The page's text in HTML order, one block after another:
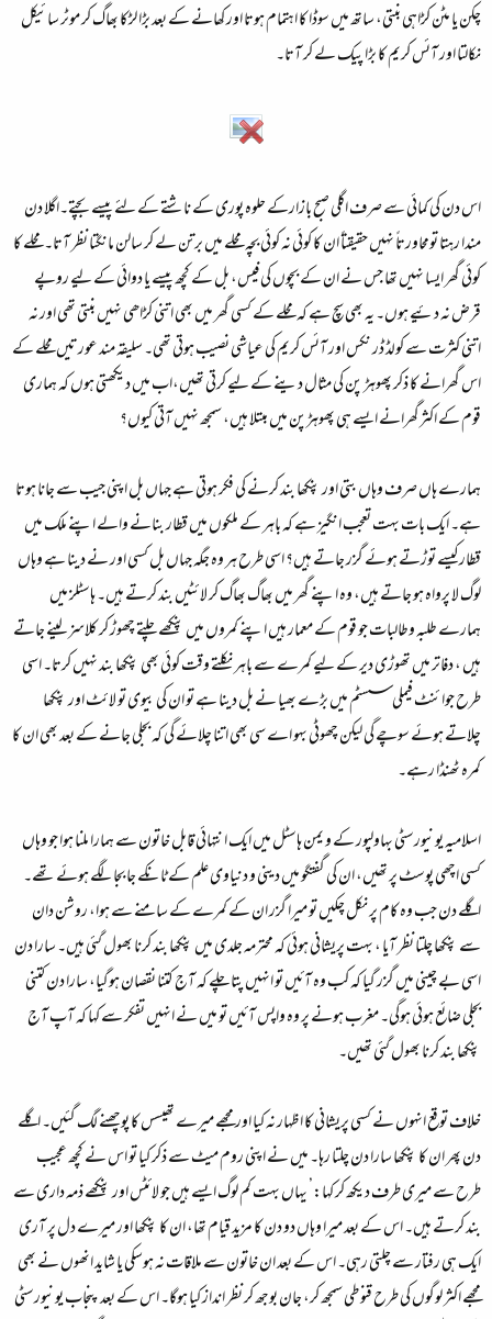
چکن یا مٹن کڑاہی بنتی، ساتھ میں سوڈا کا اہتمام ہوتا اور کھانے کے بعد بڑا لڑکا بھاگ کر موٹر سائیکل
نکالتا اور آئس کریم کا بڑا پیک لے کر آتا۔
اس دن کی کمائی سے صرف اگلی صبح بازارکے حلوہ پوری کے ناشتے کے لئے پیسے بچتے۔اگلا دن
مندا رہتا تومحاورتاً نہیں حقیقتاً ان کا کوئی نہ کوئی بچہ محلے میں برتن لے کر سالن مانگتا نظر آتا۔ محلے کا
کوئی گھر ایسا نہیں تھا جس نے ان کے بچوں کی فیس، بل کے کچھ پیسے یا دوائی کے لیے روپے
قرض نہ دئیے ہوں۔ یہ بھی سچ ہے کہ محلے کے کسی گھر میں بھی اتنی کڑاھی نہیں بنتی تھی اور نہ
اتنی کثرت سے کولڈ ڈر نکس اور آئس کریم کی عیاشی نصیب ہوتی تھی۔ سلیقہ مند عورتیں محلے کے
اس گھرانے کا ذکر پھوہڑ پن کی مثال دینے کے لیے کرتی تھیں،اب میں دیکھتی ہوں کہ ہماری
قوم کے اکثرگھرانے ایسے ہی پھوہڑپن میں مبتلا ہیں، سمجھ نہیں آتی کیوں؟
ہمارے ہاں صرف وہاں بتی اور پنکھا بند کرنے کی فکر ہوتی ہے جہاں بل اپنی جیب سے جانا ہوتا
ہے۔ ایک بات بہت تعجب انگیز ہے کہ باہر کے ملکوں میں قطار بنانے والے اپنے ملک میں
قطارکیسے توڑتے ہوئے گزر جاتے ہیں؟ اسی طرح ہر وہ جگہ جہاں بل کسی اور نے دینا ہے وہاں
لوگ لا پرواہ ہو جاتے ہیں، وہ اپنے گھر میں بھاگ بھاگ کر لائٹیں بند کرتے ہیں۔ ہاسٹلز میں
ہمارے طلبہ وطالبات جو قوم کے معمار ہیں اپنے کمروں میں پنکھے چلتے چھوڑ کر کلاسز لینے جاتے
ہیں ، دفاتر میں تھوڑی دیر کے لیے کمرے سے باہر نکلتے وقت کوئی بھی پنکھا بند نہیں کرتا۔ اسی
طرح جوائنٹ فیملی سسٹم میں بڑے بھیا نے بل دینا ہے تو ان کی بیوی تو لائٹ اور پنکھا
چلاتے ہوئے سوچے گی لیکن چھوٹی بہو اے سی بھی اتنا چلائے گی کہ بجلی جانے کے بعد بھی ان کا
کمرہ ٹھنڈا رہے۔
اسلامیہ یونیورسٹی بہاولپور کے و یمن ہاسٹل میں ایک انتہائی قابل خاتون سے ہمارا ملنا ہوا جو وہاں
کسی اچھی پوسٹ پر تھیں، ان کی گفتگو میں دینی و دنیاوی علم کے ٹانکے جا بجا لگے ہوئے تھے۔
اگلے دن جب وہ کام پر نکل چکیں تو میرا گزر ان کے کمرے کے سامنے سے ہوا، روشن دان
سے پنکھا چلتا نظر آیا ، بہت پریشانی ہوئی کہ محترمہ جلدی میں پنکھا بند کرنا بھول گئی ہیں۔ سارا دن
اسی بے چینی میں گزر گیا کہ کب وہ آئیں تو انہیں پتا چلے کہ آج کتنا نقصان ہوگیا، سارا دن کتنی
بجلی ضائع ہوئی ہوگی۔ مغرب ہونے پر وہ واپس آئیں تو میں نے انہیں تفکر سے کہا کہ آپ آج
پنکھا بند کرنا بھول گئی تھیں۔
خلاف توقع انہوں نے کسی پریشانی کا اظہار نہ کیا اور مجھے میرے تھیسس کا پوچھنے لگ گئیں۔ اگلے
دن پھر ان کا پنکھا سارا دن چلتا رہا۔ میں نے اپنی روم میٹ سے ذکر کیا تو اس نے کچھ عجیب
طرح سے میری طرف دیکھ کر کہا:’ یہاں بہت کم لوگ ایسے ہیں جو لائٹس اور پنکھے ذمہ داری سے
بند کرتے ہیں۔ اس کے بعد میرا وہاں دو دن کا مزید قیام تھا، ان کا پنکھا اور میرے دل پر آری
ایک ہی رفتار سے چلتی رہی۔ اس کے بعد ان خاتون سے ملاقات نہ ہوسکی یا شاید انھوں نے بھی
مجھے اکثر لوگوں کی طرح قنوطی سمجھ کر، جان بوجھ کر نظر انداز کیا ہوگا۔ اس کے بعد پنجاب یونیورسٹی